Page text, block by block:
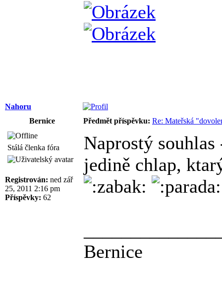
Nahoru
Bernice
Předmět příspěvku: Re: Mateřská
Stálá členka fóra
Registrován: ned zář
25, 2011 2:16 pm
Příspěvky: 62
Naprostý
jedině chlap,
Bernice